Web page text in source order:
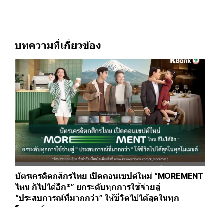
บทความที่เกี่ยวข้อง
บัตรเครดิตกสิกรไทย เปิดคอนเซปต์ใหม่ “MOREMENT
ไหน ก็ไปได้อีก*” ยกระดับทุกการใช้จ่ายสู่
“ประสบการณ์ที่มากกว่า” ให้ชีวิตไปได้สุดในทุก